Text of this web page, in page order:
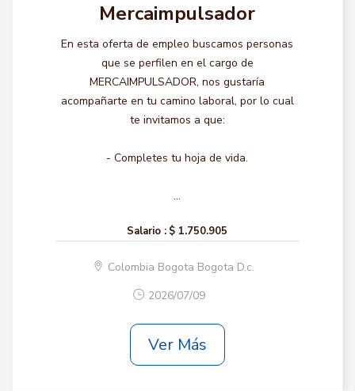
Mercaimpulsador
En esta oferta de empleo buscamos personas
que se perfilen en el cargo de
MERCAIMPULSADOR, nos gustaría
acompañarte en tu camino laboral, por lo cual
te invitamos a que:
- Completes tu hoja de vida.
...
Salario : $ 1.750.905
Colombia Bogota Bogota D.c.
2026/07/09
Ver Más